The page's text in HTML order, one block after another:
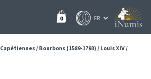
0
Capétiennes/ Bourbons (1589-1793) / Louis XIV/